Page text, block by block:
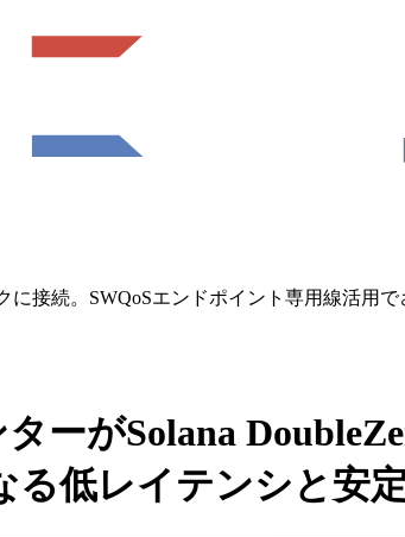
に接続。SWQoSエンドポイント専用線活用
ーがSolana
低レイテンシと安